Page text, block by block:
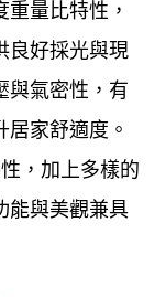
調嚴格的品
後服務以及工
項目涵蓋隔音
面門等多種
續經營」為經
量比特性，
良好採光與現
與氣密性，有
家舒適度。
，加上多樣的
能與美觀兼具